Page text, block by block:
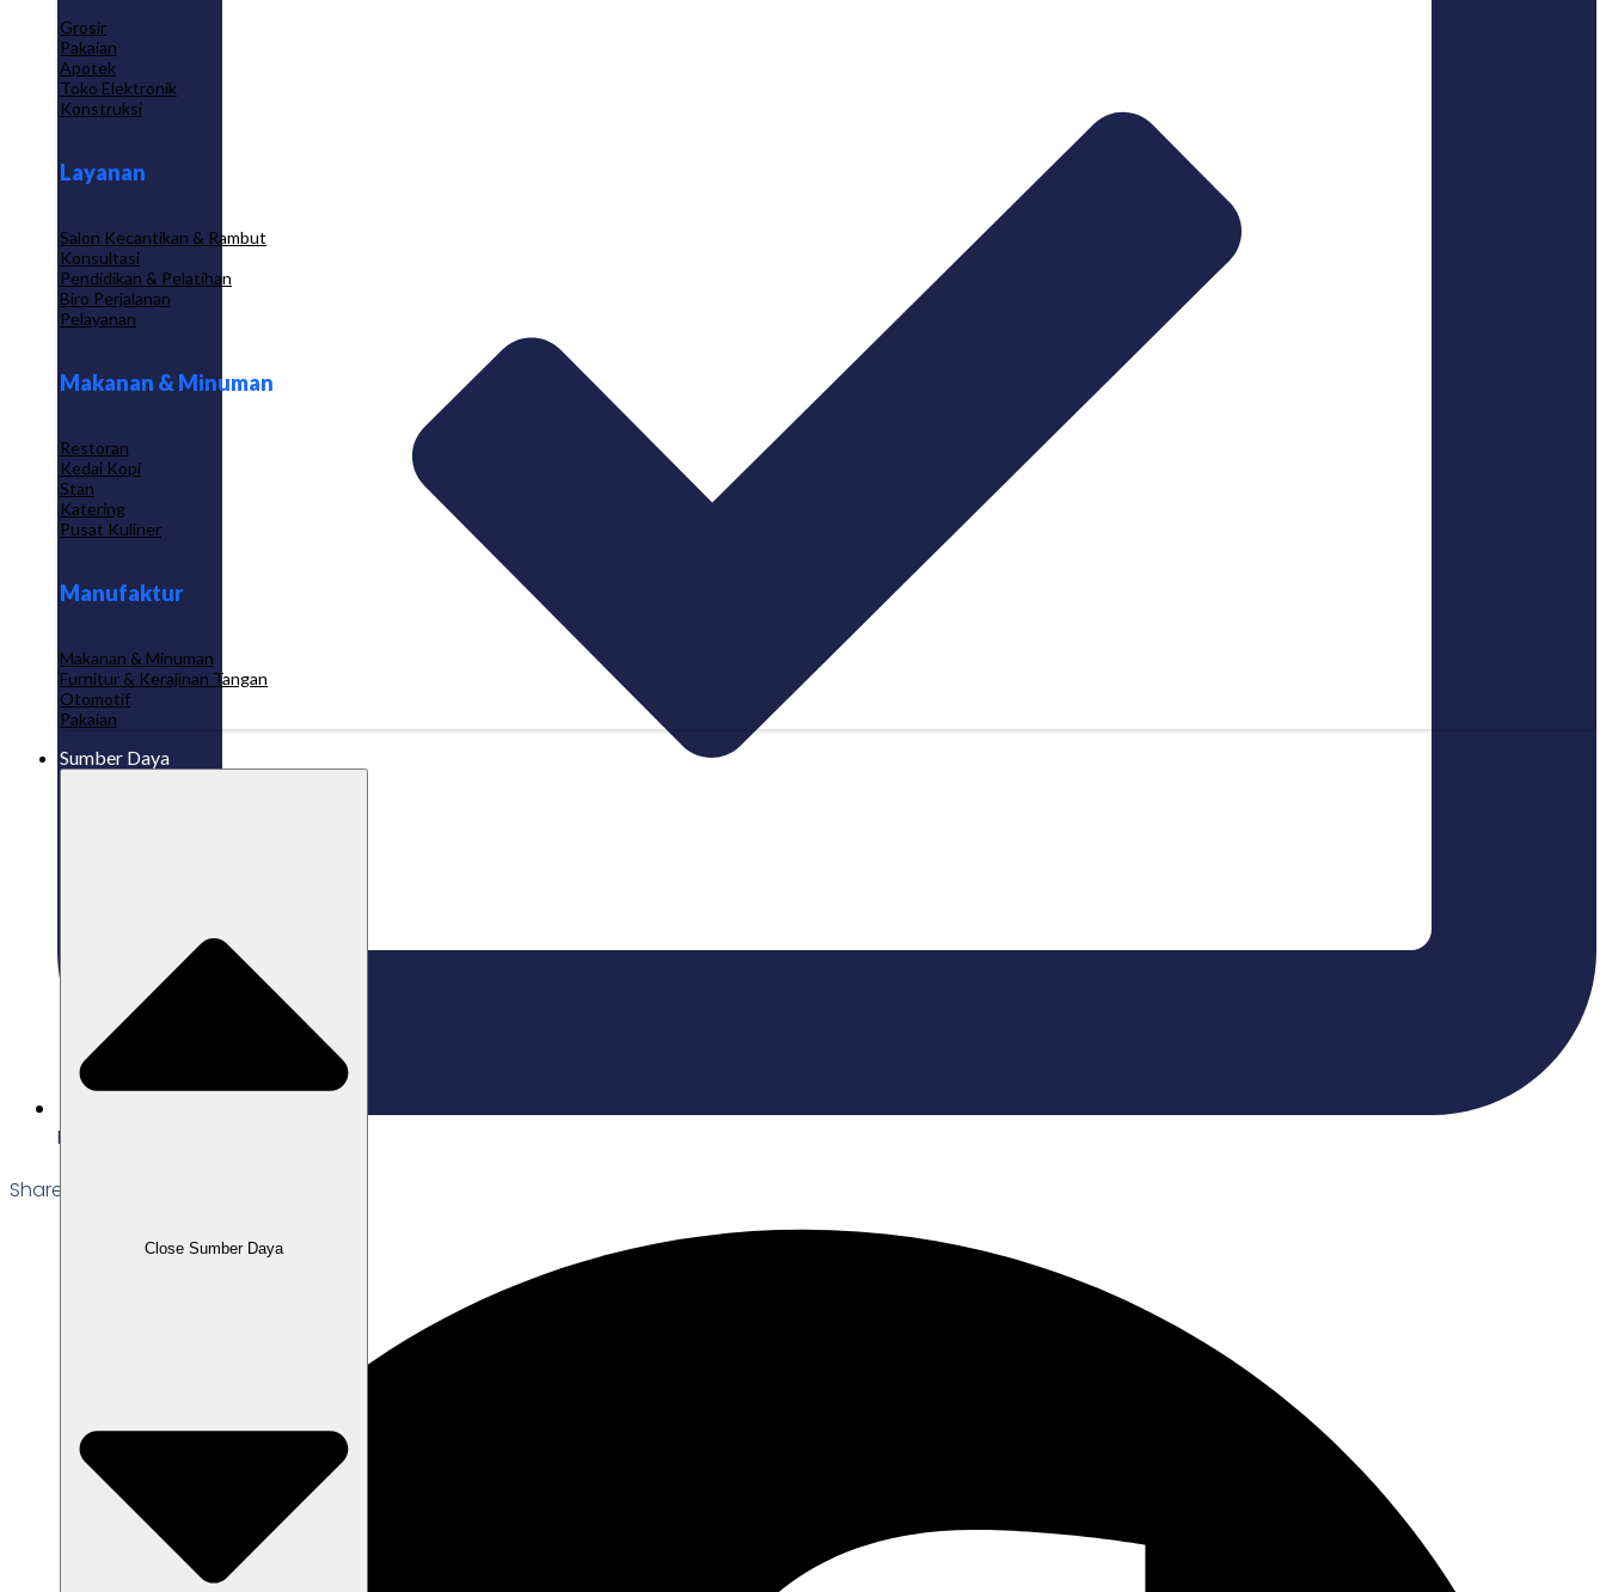
Grosir
Pakaian
Apotek
Toko Elektronik
Konstruksi
Layanan
Salon Kecantikan & Rambut
Konsultasi
Pendidikan & Pelatihan
Biro Perjalanan
Pelayanan
Makanan & Minuman
Restoran
Kedai Kopi
Stan
Katering
Pusat Kuliner
Manufaktur
Makanan & Minuman
Furnitur & Kerajinan Tangan
Otomotif
Pakaian
Sumber Daya
Close Sumber Daya
Edited: 17/07/2026
Share the Post: